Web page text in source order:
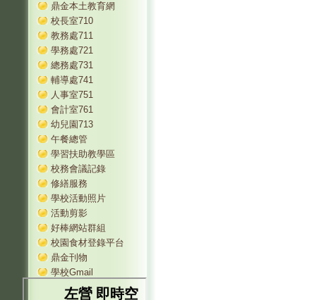
鼎金本土教育網
校長室710
教務處711
學務處721
總務處731
輔導處741
人事室751
會計室761
幼兒園713
午餐總管
學習扶助教學區
校務會議記錄
修繕服務
學校活動照片
活動剪影
好棒網站群組
校園食材登錄平台
鼎金刊物
學校Gmail